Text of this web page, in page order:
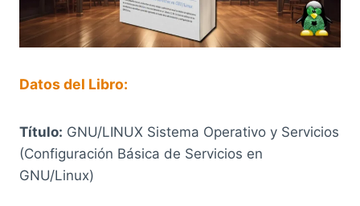
Datos del Libro:
Título: GNU/LINUX Sistema Operativo y Servicios
(Configuración Básica de Servicios en
GNU/Linux)